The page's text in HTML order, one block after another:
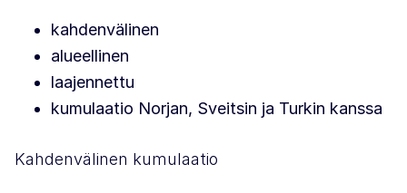
kahdenvälinen
alueellinen
laajennettu
kumulaatio Norjan, Sveitsin ja Turkin kanssa
Kahdenvälinen kumulaatio